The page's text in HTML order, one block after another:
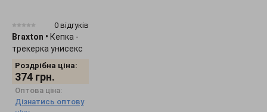
0 відгуків
Braxton • Кепка -
трекерка унисекс
"Smile" 1536
Роздрібна ціна:
374 грн.
Оптова ціна:
Дізнатись оптову